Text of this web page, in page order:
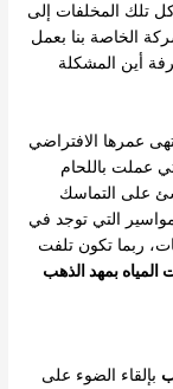
كل تلك المخلفات إلى
الخاصة بنا بعمل
أين المشكلة
عمرها الافتراضي
عملت باللحام
على التماسك
التي توجد في
ربما تكون تلفت
بمهد الذهب
بإلقاء الضوء على